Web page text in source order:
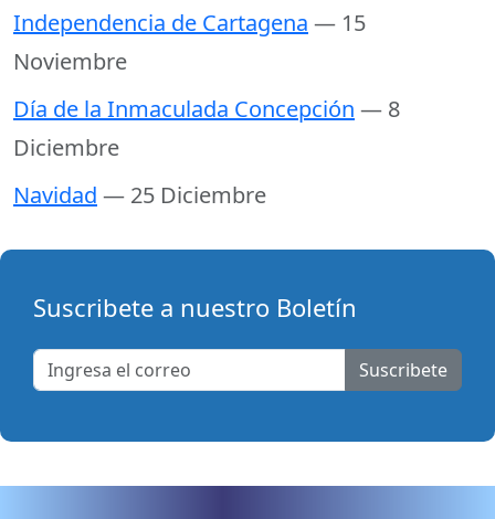
Independencia de Cartagena — 15
Noviembre
Día de la Inmaculada Concepción — 8
Diciembre
Navidad — 25 Diciembre
Suscribete a nuestro Boletín
Suscribete